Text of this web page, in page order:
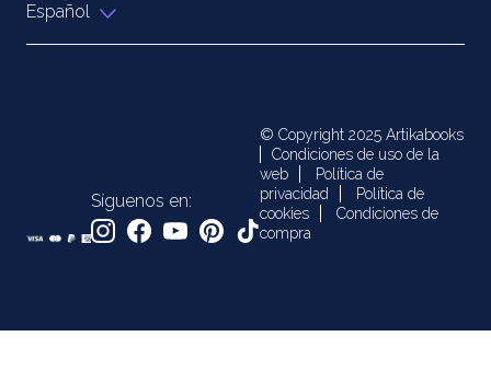
Español
Síguenos en:
© Copyright 2025 Artikabooks
Condiciones de uso de la
web
Política de
privacidad
Política de
cookies
Condiciones de
compra